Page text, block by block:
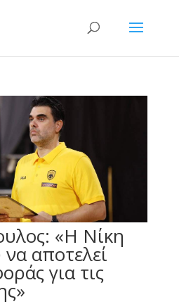
«Η Νίκη
αποτελεί
για τις